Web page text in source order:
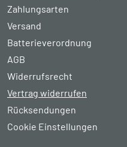
Zahlungsarten
Versand
Batterieverordnung
AGB
Widerrufsrecht
Vertrag widerrufen
Rücksendungen
Cookie Einstellungen